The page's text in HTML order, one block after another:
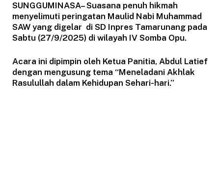
SUNGGUMINASA– Suasana penuh hikmah
menyelimuti peringatan Maulid Nabi Muhammad
SAW yang digelar di SD Inpres Tamarunang pada
Sabtu (27/9/2025) di wilayah IV Somba Opu.
Acara ini dipimpin oleh Ketua Panitia, Abdul Latief
dengan mengusung tema “Meneladani Akhlak
Rasulullah dalam Kehidupan Sehari-hari.”